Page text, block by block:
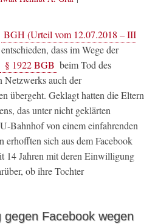
BGH (Urteil vom 12.07.2018 – III
dass im Wege der
§ 1922 BGB beim Tod des
Netzwerks auch der
übergeht. Geklagt hatten die Eltern
das unter nicht geklärten
Bahnhof von einem einfahrenden
erhofften sich aus dem Facebook
14 Jahren mit deren Einwilligung
ob ihre Tochter
Facebook wegen